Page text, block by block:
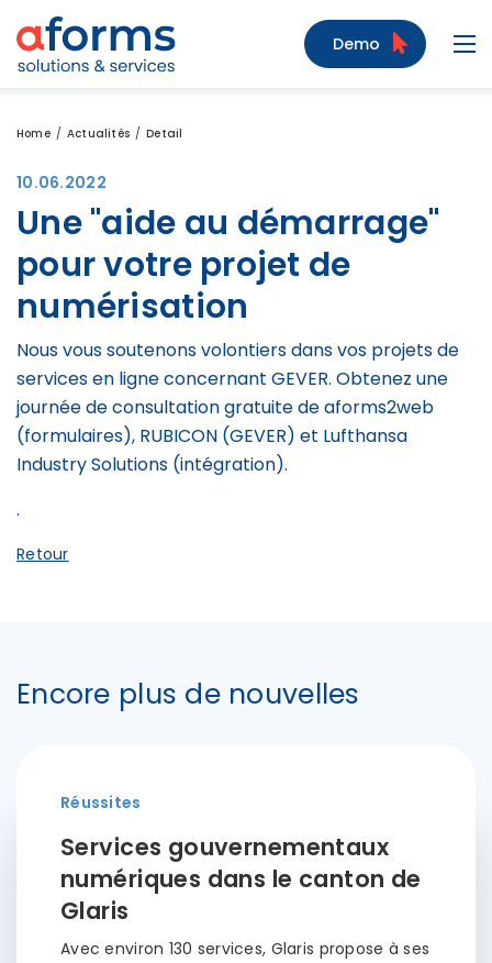
Zum Inhalt
Zum Menü
Zur Suche
Demo
Home Actualités Detail
10.06.2022
Une "aide au démarrage"
pour votre projet de
numérisation
Nous vous soutenons volontiers dans vos projets de
services en ligne concernant GEVER. Obtenez une
journée de consultation gratuite de aforms2web
(formulaires), RUBICON (GEVER) et Lufthansa
Industry Solutions (intégration).
.
Retour
Encore plus de nouvelles
Réussites
Services gouvernementaux
numériques dans le canton de
Glaris
Avec environ 130 services, Glaris propose à ses